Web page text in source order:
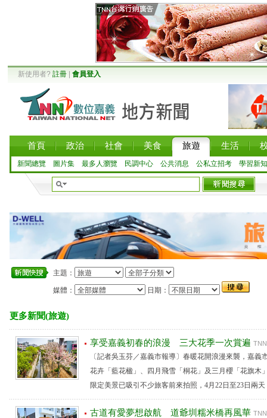
新使用者? 註冊 會員登入
首頁 政治 社會 美食 旅遊 生活
新聞總覽 圖片集 最多人瀏覽 民調中心 公共消息 公私立招考 學習新知
主題：
媒體： 日期：
更多新聞(旅遊)
享受嘉義初春的浪漫 三大花季一次賞遍 TNN
〔記者吳玉芬／嘉義市報導〕春暖花開浪漫來襲，嘉義
花卉「藍花楹」、四月飛雪「桐花」及三月櫻「花旗木
限定美景已吸引不少旅客前來拍照，4月22日至23日兩
古道有愛夢想啟航 道爺圳糯米橋再風華 TNN